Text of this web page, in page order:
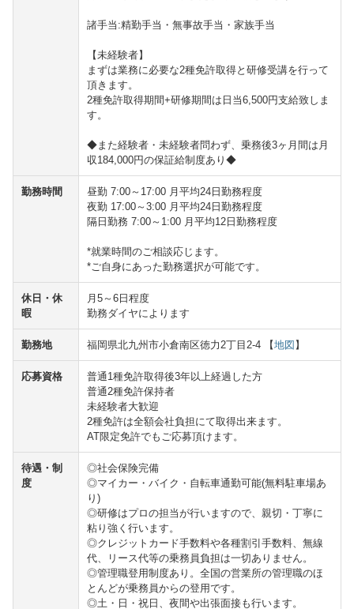
諸手当:精勤手当・無事故手当・家族手当
【未経験者】
まずは業務に必要な2種免許取得と研修受講を行って
頂きます。
2種免許取得期間+研修期間は日当6,500円支給致しま
す。
◆また経験者・未経験者問わず、乗務後3ヶ月間は月
収184,000円の保証給制度あり◆
勤務時間
昼勤 7:00～17:00 月平均24日勤務程度
夜勤 17:00～3:00 月平均24日勤務程度
隔日勤務 7:00～1:00 月平均12日勤務程度
*就業時間のご相談応じます。
*ご自身にあった勤務選択が可能です。
休日・休
暇
月5～6日程度
勤務ダイヤによります
勤務地 福岡県北九州市小倉南区徳力2丁目2-4 【地図】
応募資格
普通1種免許取得後3年以上経過した方
普通2種免許保持者
未経験者大歓迎
2種免許は全額会社負担にて取得出来ます。
AT限定免許でもご応募頂けます。
待遇・制
度
◎社会保険完備
◎マイカー・バイク・自転車通勤可能(無料駐車場あ
り)
◎研修はプロの担当が行いますので、親切・丁寧に
粘り強く行います。
◎クレジットカード手数料や各種割引手数料、無線
代、リース代等の乗務員負担は一切ありません。
◎管理職登用制度あり。全国の営業所の管理職のほ
とんどが乗務員からの登用です。
◎土・日・祝日、夜間や出張面接も行います。